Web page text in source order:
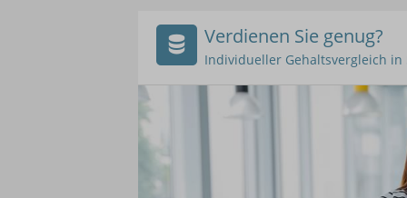
Verdienen Sie genug?
Individueller Gehaltsvergleich in